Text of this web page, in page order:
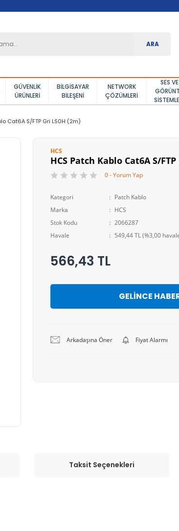
ARA
GÜVENLIK
ÜRÜNLERI
BILGISAYAR
BILEŞENI
NETWORK
ÇÖZÜMLERI
SES VE
Cat6A S/FTP Gri LS0H (2m)
HCS
HCS Patch Kablo Cat6A S/
0 - Yorum Yap
Kategori
Patch Kablo
Marka
HCS
Stok Kodu
2066287
Havale
549,44 TL (%3,00
566,43 TL
GELİNCE
Arkadaşına Öner Fiyat Alarmı
Taksit Seçenekleri